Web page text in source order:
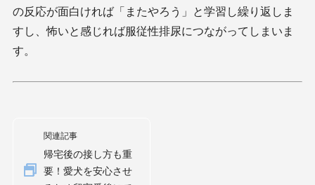
の反応が面白ければ「またやろう」と学習し繰り返しま
すし、怖いと感じれば服従性排尿につながってしまいま
す。
関連記事
帰宅後の接し方も重
要！愛犬を安心させ